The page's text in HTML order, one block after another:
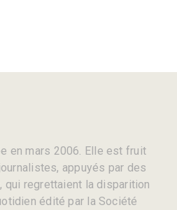
en mars 2006. Elle est fruit
appuyés par des
qui regrettaient la disparition
édité par la Société